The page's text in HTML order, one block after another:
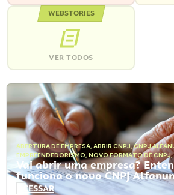
WEBSTORIES
VER TODOS
ABERTURA DE EMPRESA, ABRIR CNPJ,CNPJ
EMPREENDEDORISMO, NOVO FORMATO DE CNPJ,
Vai abrir uma empresa?
funciona o novo CNPJ
ACESSAR